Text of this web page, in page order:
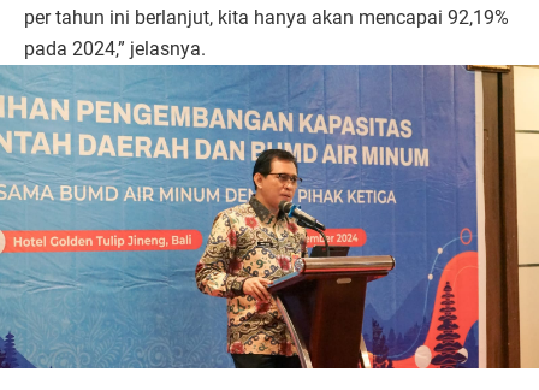
per tahun ini berlanjut, kita hanya akan mencapai 92,19%
pada 2024,” jelasnya.